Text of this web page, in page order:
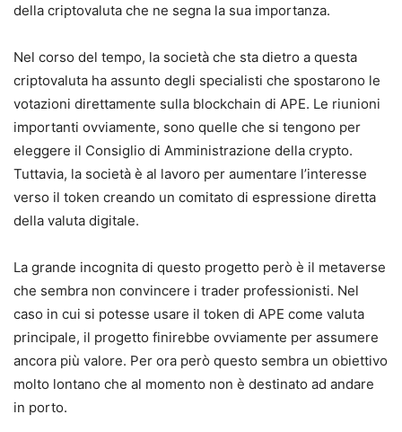
della criptovaluta che ne segna la sua importanza.
Nel corso del tempo, la società che sta dietro a questa
criptovaluta ha assunto degli specialisti che spostarono le
votazioni direttamente sulla blockchain di APE. Le riunioni
importanti ovviamente, sono quelle che si tengono per
eleggere il Consiglio di Amministrazione della crypto.
Tuttavia, la società è al lavoro per aumentare l’interesse
verso il token creando un comitato di espressione diretta
della valuta digitale.
La grande incognita di questo progetto però è il metaverse
che sembra non convincere i trader professionisti. Nel
caso in cui si potesse usare il token di APE come valuta
principale, il progetto finirebbe ovviamente per assumere
ancora più valore. Per ora però questo sembra un obiettivo
molto lontano che al momento non è destinato ad andare
in porto.